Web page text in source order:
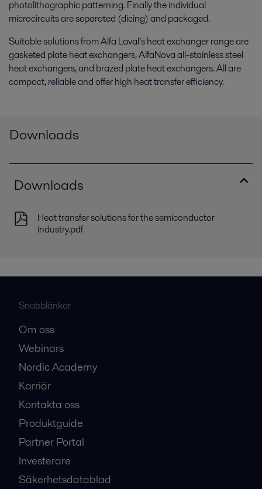
photolithographic patterning. Finally the individual
microcircuits are separated (dicing) and packaged.
Suitable solutions from Alfa Laval’s heat exchanger range are
gasketed plate heat exchangers, AlfaNova all-stainless steel
heat exchangers, and brazed plate heat exchangers. All are
compact, reliable and offer high heat transfer efficiency.
Downloads
Downloads
Heat transfer solutions for the semiconductor
industry.pdf
Snabblänkar
Om oss
Webinars
Nordic Academy
Karriär
Kontakta oss
Produktguide
Partner Portal
Investerare
Säkerhetsdatablad